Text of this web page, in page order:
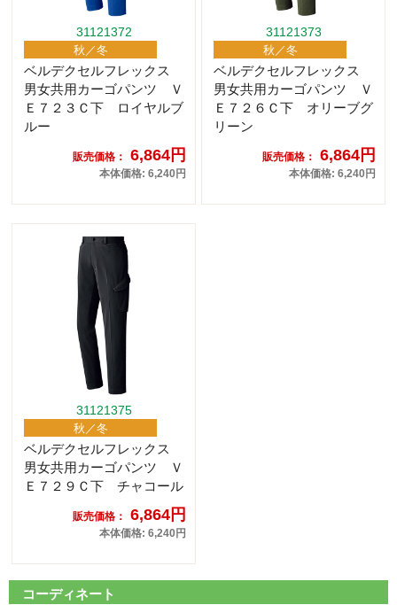
31121372
秋／冬
ベルデクセルフレックス
男女共用カーゴパンツ Ｖ
Ｅ７２３Ｃ下 ロイヤルブ
ルー
販売価格： 6,864円
本体価格: 6,240円
31121373
秋／冬
ベルデクセルフレックス
男女共用カーゴパンツ Ｖ
Ｅ７２６Ｃ下 オリーブグ
リーン
販売価格： 6,864円
本体価格: 6,240円
31121375
秋／冬
ベルデクセルフレックス
男女共用カーゴパンツ Ｖ
Ｅ７２９Ｃ下 チャコール
販売価格： 6,864円
本体価格: 6,240円
コーディネート